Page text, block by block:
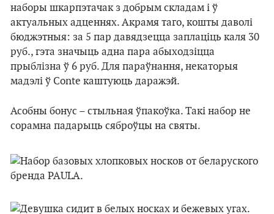
наборы шкарпэтачак з добрым складам і ў
актуальных адценнях. Акрамя таго, кошты даволі
бюджэтныя: за 5 пар давядзецца заплаціць каля 30
руб., гэта значыць адна пара абыходзіцца
прыблізна ў 6 руб. Для параўнання, некаторыя
мадэлі ў Conte каштуюць даражэй.
Асобны бонус – стыльная ўпакоўка. Такі набор не
сорамна падарыць сяброўцы на святы.